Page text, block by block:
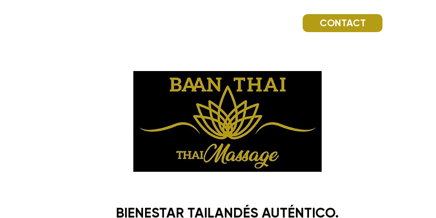
BIENESTAR TAILANDÉS AUTÉNTICO.
CONTACT